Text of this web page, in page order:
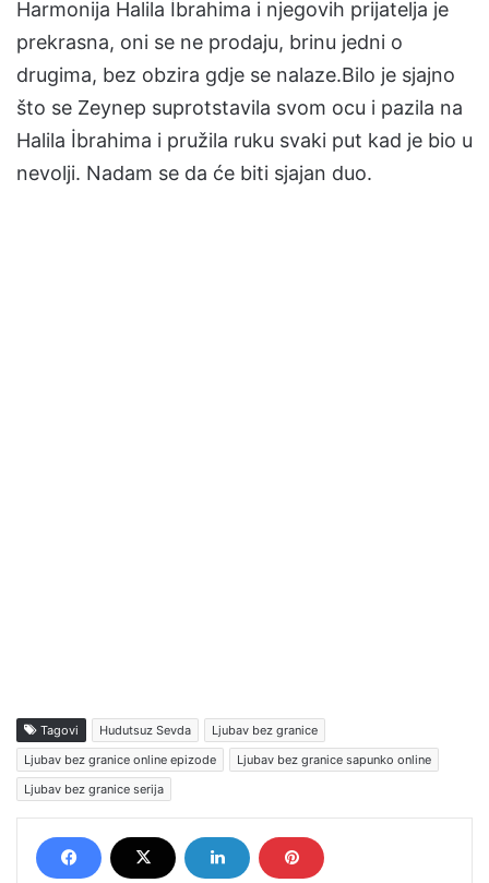
Harmonija Halila İbrahima i njegovih prijatelja je
prekrasna, oni se ne prodaju, brinu jedni o
drugima, bez obzira gdje se nalaze.Bilo je sjajno
što se Zeynep suprotstavila svom ocu i pazila na
Halila İbrahima i pružila ruku svaki put kad je bio u
nevolji. Nadam se da će biti sjajan duo.
Tagovi Hudutsuz Sevda
Ljubav bez granice
Ljubav bez granice online epizode
Ljubav bez granice sapunko online
Ljubav bez granice serija